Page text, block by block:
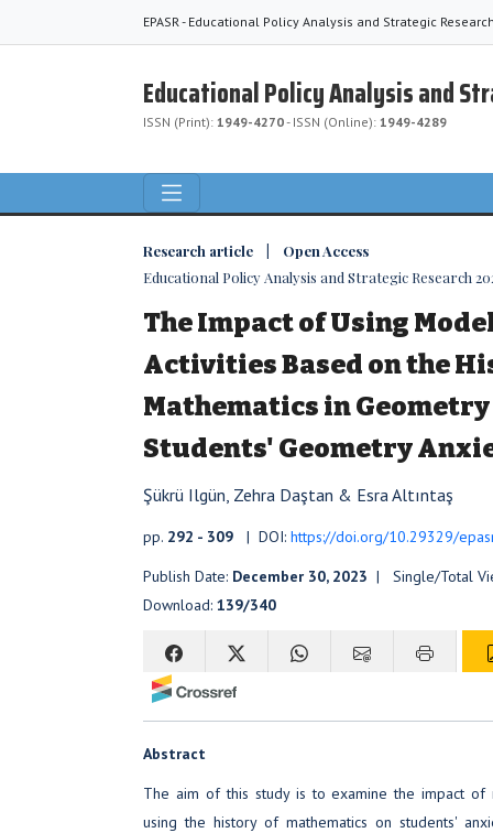
EPASR - Educational Policy Analysis and Strategic
Educational Policy Analysis and
ISSN (Print): 1949-4270- ISSN (Online): 1949-4289
Research article | Open Access
Educational Policy Analysis and Strategic Research
The Impact of Using
Activities Based on the
Mathematics in
Students' Geometry
Şükrü Ilgün, Zehra Daştan & Esra Altıntaş
pp. 292 - 309 | DOI: https://doi.org/10.29329/
Publish Date: December 30, 2023 | Single/Total
Download: 139/340
Abstract
The aim of this study is to examine the impact of
using the history of mathematics on students'